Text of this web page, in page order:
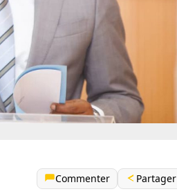
Commenter Partager